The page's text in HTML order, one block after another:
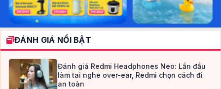
ĐÁNH GIÁ NỔI BẬT
Đánh giá Redmi Headphones Neo: Lần đầu
làm tai nghe over-ear, Redmi chọn cách đi
an toàn